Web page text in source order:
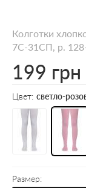
Колготки
7С-31СП, p.
199 грн
Цвет: светло-
Размер: